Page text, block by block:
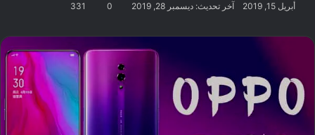
أبريل 15, 2019 آخر تحديث: ديسمبر 28, 2019 0
331